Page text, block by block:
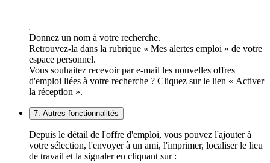
Donnez un nom à votre recherche.
Retrouvez-la dans la rubrique « Mes alertes emploi » de votre
espace personnel.
Vous souhaitez recevoir par e-mail les nouvelles offres
d'emploi liées à votre recherche ? Cliquez sur le lien « Activer
la réception ».
7. Autres fonctionnalités
Depuis le détail de l'offre d'emploi, vous pouvez l'ajouter à
votre sélection, l'envoyer à un ami, l'imprimer, localiser le lieu
de travail et la signaler en cliquant sur :